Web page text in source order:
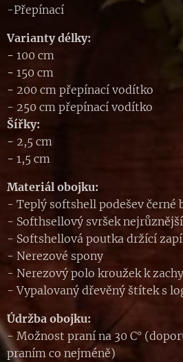
-Přepínací
Varianty délky:
- 100 cm
- 150 cm
- 200 cm přepínací vodítko
- 250 cm přepínací vodítko
Šířky:
- 2,5 cm
- 1,5 cm
Materiál obojku:
- Teplý softshell podešev černé
- Softhsellový svršek
- Softshellová poutka držící
- Nerezové spony
- Nerezový polo kroužek k
- Vypalovaný dřevěný štítek s
Údržba obojku:
- Možnost praní na 30 C°
praním co nejméně)